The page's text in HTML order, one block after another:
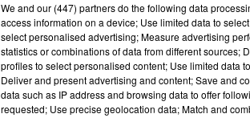
We and our (447) partnersdo the following data
access information on a device; Use limited data to
select personalised advertising; Measure advertising
statistics or combinations of data from different sources;
profiles to select personalised content; Use limited data
Deliver and present advertising and content; Save and
data such as IP address and browsing data to offer
requested; Use precise geolocation data; Match and